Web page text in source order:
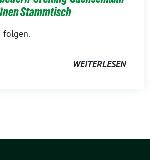
Stammtisch
folgen.
WEITERLESEN